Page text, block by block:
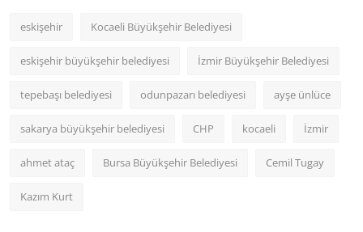
eskişehir Kocaeli Büyükşehir Belediyesi
eskişehir büyükşehir belediyesi İzmir Büyükşehir Belediyesi
tepebaşı belediyesi odunpazarı belediyesi ayşe ünlüce
sakarya büyükşehir belediyesi CHP kocaeli İzmir
ahmet ataç Bursa Büyükşehir Belediyesi Cemil Tugay
Kazım Kurt